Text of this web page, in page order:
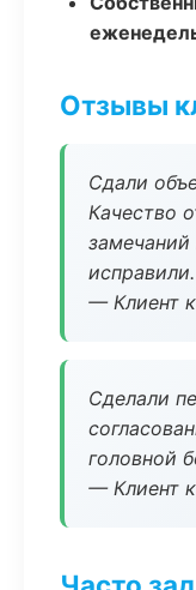
Отзывы
Сдали
Качество
исправили.
— Клиент
Сделали
головной
— Клиент